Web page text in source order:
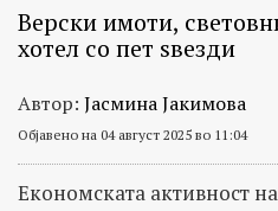
Верски имоти,
хотел со пет ѕвезди
Автор: Јасмина Јакимова
Објавено на 04 август 2025 во 11:04
Eкономската активност